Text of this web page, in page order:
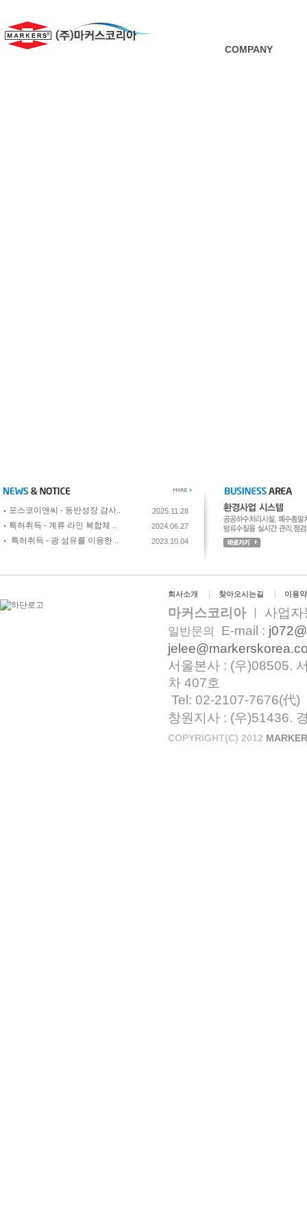
COMPANY
포스코이앤씨 - 동반성장 감사.. 2025.11.28
특허취득 - 계류 라인 복합체 .. 2024.06.27
특허취득 - 광 섬유를 이용한 .. 2023.10.04
회사소개 찾아오시는길 이용
마커스코리아 사업
일반문의 E-mail :
서울본사 : (우)08505.
차 407호
Tel: 02-2107-7676(代)
창원지사 : (우)51436.
COPYRIGHT(C) 2012